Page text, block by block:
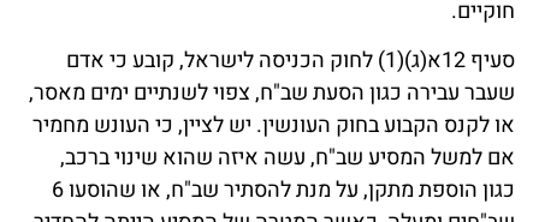
חוקיים.
סעיף 12א(ג)(1) לחוק הכניסה לישראל, קובע כי אדם
שעבר עבירה כגון הסעת שב"ח, צפוי לשנתיים ימים מאסר,
או לקנס הקבוע בחוק העונשין. יש לציין, כי העונש מחמיר
אם למשל המסיע שב"ח, עשה איזה שהוא שינוי ברכב,
כגון הוספת מתקן, על מנת להסתיר שב"ח, או שהוסעו 6